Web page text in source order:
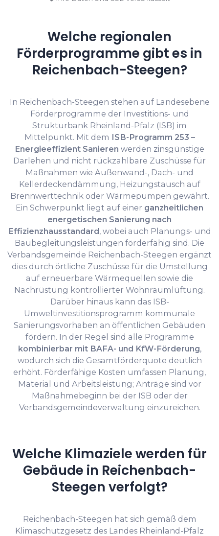
Welche regionalen
Förderprogramme gibt es in
Reichenbach-Steegen?
In Reichenbach-Steegen stehen auf Landesebene
Förderprogramme der Investitions- und
Strukturbank Rheinland-Pfalz (ISB) im
Mittelpunkt. Mit dem ISB-Programm 253 –
Energieeffizient Sanieren werden zinsgünstige
Darlehen und nicht rückzahlbare Zuschüsse für
Maßnahmen wie Außenwand-, Dach- und
Kellerdeckendämmung, Heizungstausch auf
Brennwerttechnik oder Wärmepumpen gewährt.
Ein Schwerpunkt liegt auf einer ganzheitlichen
energetischen Sanierung nach
Effizienzhausstandard, wobei auch Planungs- und
Baubegleitungsleistungen förderfähig sind. Die
Verbandsgemeinde Reichenbach-Steegen ergänzt
dies durch örtliche Zuschüsse für die Umstellung
auf erneuerbare Wärmequellen sowie die
Nachrüstung kontrollierter Wohnraumlüftung.
Darüber hinaus kann das ISB-
Umweltinvestitionsprogramm kommunale
Sanierungsvorhaben an öffentlichen Gebäuden
fördern. In der Regel sind alle Programme
kombinierbar mit BAFA- und KfW-Förderung,
wodurch sich die Gesamtförderquote deutlich
erhöht. Förderfähige Kosten umfassen Planung,
Material und Arbeitsleistung; Anträge sind vor
Maßnahmebeginn bei der ISB oder der
Verbandsgemeindeverwaltung einzureichen.
Welche Klimaziele werden für
Gebäude in Reichenbach-
Steegen verfolgt?
Reichenbach-Steegen hat sich gemäß dem
Klimaschutzgesetz des Landes Rheinland-Pfalz